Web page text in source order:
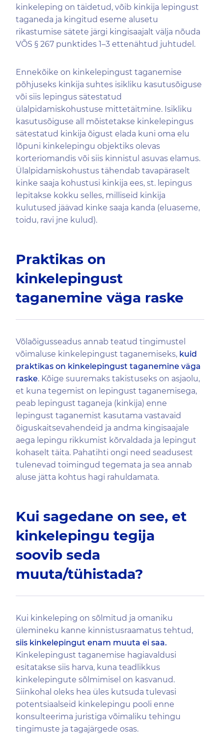
kinkeleping on täidetud, võib kinkija lepingust
taganeda ja kingitud eseme alusetu
rikastumise sätete järgi kingisaajalt välja nõuda
VÕS § 267 punktides 1–3 ettenähtud juhtudel.
Ennekõike on kinkelepingust taganemise
põhjuseks kinkija suhtes isikliku kasutusõiguse
või siis lepingus sätestatud
ülalpidamiskohustuse mittetäitmine. Isikliku
kasutusõiguse all mõistetakse kinkelepingus
sätestatud kinkija õigust elada kuni oma elu
lõpuni kinkelepingu objektiks olevas
korteriomandis või siis kinnistul asuvas elamus.
Ülalpidamiskohustus tähendab tavapäraselt
kinke saaja kohustusi kinkija ees, st. lepingus
lepitakse kokku selles, milliseid kinkija
kulutused jäävad kinke saaja kanda (eluaseme,
toidu, ravi jne kulud).
Praktikas on
kinkelepingust
taganemine väga raske
Võlaõigusseadus annab teatud tingimustel
võimaluse kinkelepingust taganemiseks, kuid
praktikas on kinkelepingust taganemine väga
raske. Kõige suuremaks takistuseks on asjaolu,
et kuna tegemist on lepingust taganemisega,
peab lepingust taganeja (kinkija) enne
lepingust taganemist kasutama vastavaid
õiguskaitsevahendeid ja andma kingisaajale
aega lepingu rikkumist kõrvaldada ja lepingut
kohaselt täita. Pahatihti ongi need seadusest
tulenevad toimingud tegemata ja sea annab
aluse jätta kohtus hagi rahuldamata.
Kui sagedane on see, et
kinkelepingu tegija
soovib seda
muuta/tühistada?
Kui kinkeleping on sõlmitud ja omaniku
ülemineku kanne kinnistusraamatus tehtud,
siis kinkelepingut enam muuta ei saa.
Kinkelepingust taganemise hagiavaldusi
esitatakse siis harva, kuna teadlikkus
kinkelepingute sõlmimisel on kasvanud.
Siinkohal oleks hea üles kutsuda tulevasi
potentsiaalseid kinkelepingu pooli enne
konsulteerima juristiga võimaliku tehingu
tingimuste ja tagajärgede osas.